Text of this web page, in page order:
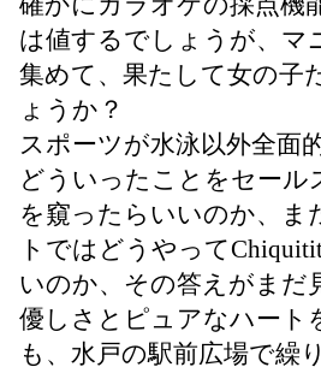
は値するでしょうが、マ
集めて、果たして女の子
ょうか？
スポーツが水泳以外全面
どういったことをセー
を窺ったらいいのか、ま
トではどうやって
いのか、その答えがまだ
優しさとピュアなハート
も、水戸の駅前広場で繰